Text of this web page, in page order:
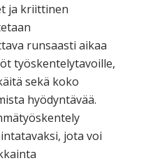
ja kriittinen
runsaasti aikaa
työskentelytavoille,
sekä koko
hyödyntävää.
jota voi